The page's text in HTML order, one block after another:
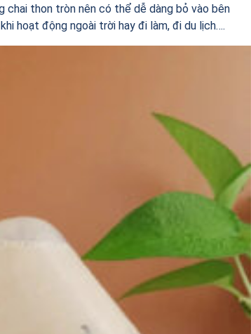
thon tròn nên có thể dễ dàng bỏ vào bên
hoạt động ngoài trời hay đi làm, đi du lịch….